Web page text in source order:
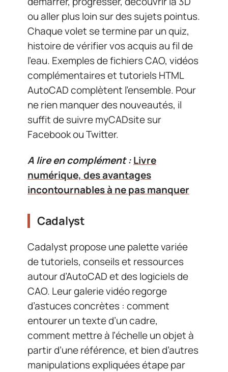
ou aller plus loin sur des sujets pointus.
Chaque volet se termine par un quiz,
histoire de vérifier vos acquis au fil de
l’eau. Exemples de fichiers CAO, vidéos
complémentaires et tutoriels HTML
AutoCAD complètent l’ensemble. Pour
ne rien manquer des nouveautés, il
suffit de suivre myCADsite sur
Facebook ou Twitter.
A lire en complément :Livre
numérique, des avantages
incontournables à ne pas manquer
Cadalyst
Cadalyst propose une palette variée
de tutoriels, conseils et ressources
autour d’AutoCAD et des logiciels de
CAO. Leur galerie vidéo regorge
d’astuces concrètes : comment
entourer un texte d’un cadre,
comment mettre à l’échelle un objet à
partir d’une référence, et bien d’autres
manipulations expliquées étape par